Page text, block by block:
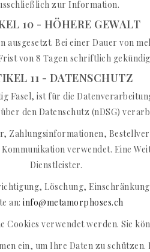
zur Information.
10 - HÖHERE GEWALT
Bei einer Dauer von
von 8 Tagen schriftlich
11 - DATENSCHUTZ
Fasel, ist für die
den Datenschutz (nDSG)
Zahlungsinformationen,
verwendet. Eine
Dienstleister.
Löschung,
an:info@metamorphoses.ch
Cookies verwendet werden. Sie
ein, um Ihre Daten zu